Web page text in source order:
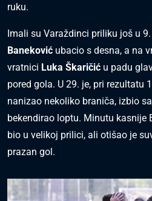
ruku.
Imali su Varaždinci priliku još u
Baneković ubacio s desna, a na
vratnici Luka Škaričić u padu
pored gola. U 29. je, pri rezultatu
nanizao nekoliko braniča, izbio
bekendirao loptu. Minutu kasnije
bio u velikoj prilici, ali otišao je
prazan gol.